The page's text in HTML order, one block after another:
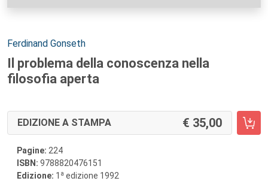
Autori:
Ferdinand Gonseth
Il problema della conoscenza nella
filosofia aperta
EDIZIONE A STAMPA 35,00
Pagine: 224
ISBN: 9788820476151
Edizione: 1 a edizione 1992